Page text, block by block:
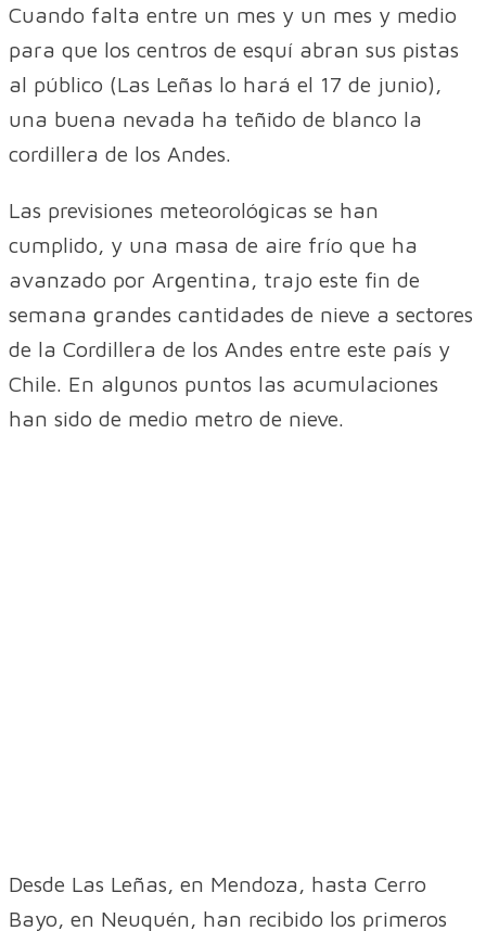
Cuando falta entre un mes y un mes y medio
para que los centros de esquí abran sus pistas
al público (Las Leñas lo hará el 17 de junio),
una buena nevada ha teñido de blanco la
cordillera de los Andes.
Las previsiones meteorológicas se han
cumplido, y una masa de aire frío que ha
avanzado por Argentina, trajo este fin de
semana grandes cantidades de nieve a sectores
de la Cordillera de los Andes entre este país y
Chile. En algunos puntos las acumulaciones
han sido de medio metro de nieve.
Desde Las Leñas, en Mendoza, hasta Cerro
Bayo, en Neuquén, han recibido los primeros